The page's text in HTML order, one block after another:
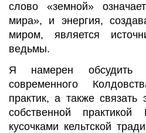
слово «земной»
мира», и энергия,
миром, является
ведьмы.
Я намерен обсудить
современного
практик, а также
собственной
кусочками кельтской